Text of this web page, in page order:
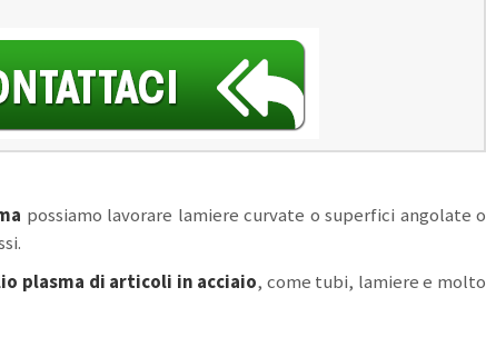
possiamo lavorare lamiere curvate o superfici angolate o
plasma di articoli in acciaio, come tubi, lamiere e molto